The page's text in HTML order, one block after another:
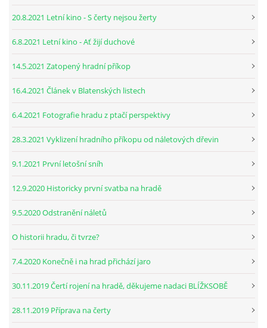
20.8.2021 Letní kino - S čerty nejsou žerty
6.8.2021 Letní kino - Ať žijí duchové
14.5.2021 Zatopený hradní příkop
16.4.2021 Článek v Blatenských listech
6.4.2021 Fotografie hradu z ptačí perspektivy
28.3.2021 Vyklizení hradního příkopu od náletových dřevin
9.1.2021 První letošní sníh
12.9.2020 Historicky první svatba na hradě
9.5.2020 Odstranění náletů
O historii hradu, či tvrze?
7.4.2020 Konečně i na hrad přichází jaro
30.11.2019 Čertí rojení na hradě, děkujeme nadaci BLÍŽKSOBĚ
28.11.2019 Příprava na čerty